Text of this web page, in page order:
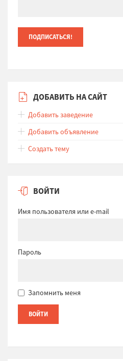
ДОБАВИТЬ НА САЙТ
Добавить заведение
Добавить объявление
Создать тему
ВОЙТИ
Имя пользователя или e-mail
Пароль
Запомнить меня